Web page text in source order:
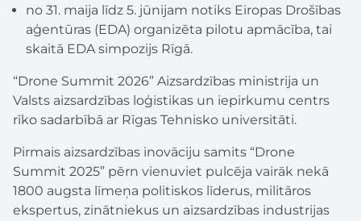
no 31. maija līdz 5. jūnijam notiks Eiropas Drošības
aģentūras (EDA) organizēta pilotu apmācība, tai
skaitā EDA simpozijs Rīgā.
“Drone Summit 2026” Aizsardzības ministrija un
Valsts aizsardzības loģistikas un iepirkumu centrs
rīko sadarbībā ar Rīgas Tehnisko universitāti.
Pirmais aizsardzības inovāciju samits “Drone
Summit 2025” pērn vienuviet pulcēja vairāk nekā
1800 augsta līmeņa politiskos līderus, militāros
ekspertus, zinātniekus un aizsardzības industrijas